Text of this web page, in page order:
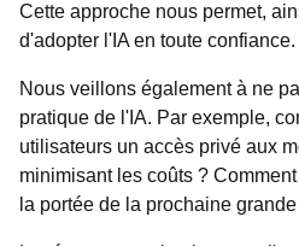
Cette approche nous permet,
d'adopter l'IA en toute confiance.
Nous veillons également à ne
pratique de l'IA. Par exemple,
utilisateurs un accès privé aux
minimisant les coûts ?
la portée de la prochaine